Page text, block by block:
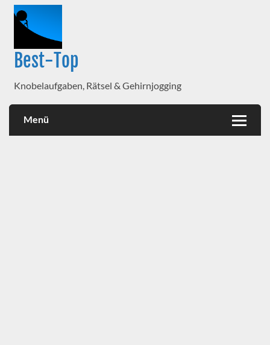
Best-Top
Knobelaufgaben, Rätsel & Gehirnjogging
Menü